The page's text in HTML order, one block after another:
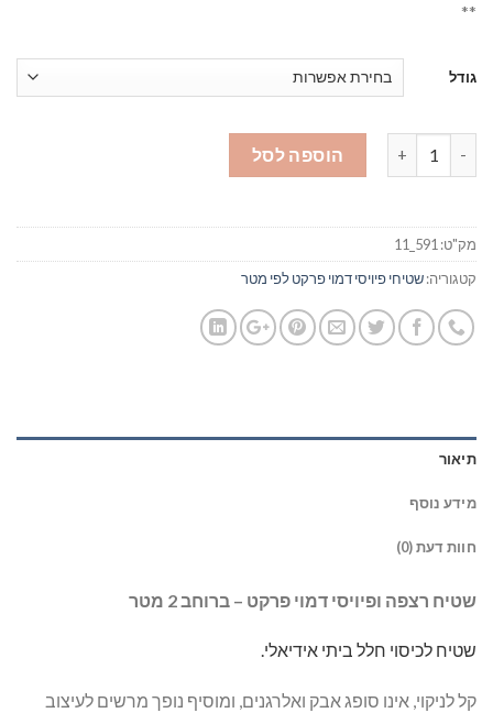
**
גודל
כמות של פיויסי דמוי פרקט - רוחב 2 מטר - מולבן #106
הוספה לסל
מק"ט: 591_11
קטגוריה:שטיחי פיויסי דמוי פרקט לפי מטר
תיאור
מידע נוסף
חוות דעת (0)
שטיח רצפה ופיויסי דמוי פרקט – ברוחב 2 מטר
שטיח לכיסוי חלל ביתי אידיאלי.
קל לניקוי, אינו סופג אבק ואלרגנים, ומוסיף נופך מרשים לעיצוב